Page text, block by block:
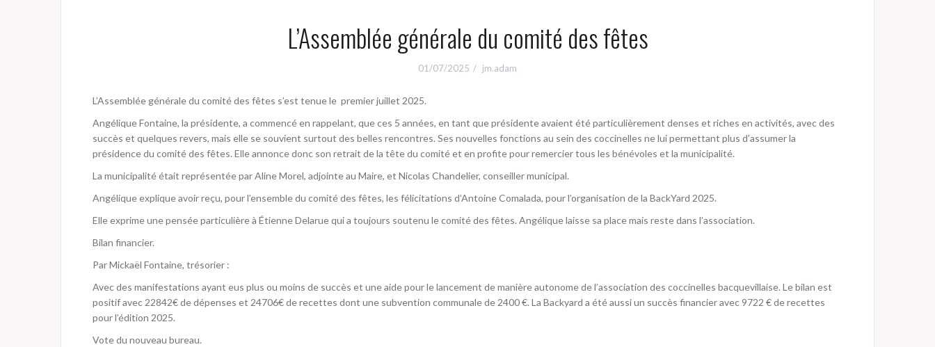
L’Assemblée générale du comité des fêtes
01/07/2025 jm.adam
L’Assemblée générale du comité des fêtes s’est tenue le premier juillet 2025.
Angélique Fontaine, la présidente, a commencé en rappelant, que ces 5 années, en tant que présidente avaient été particulièrement denses et riches en activités, avec des
succès et quelques revers, mais elle se souvient surtout des belles rencontres. Ses nouvelles fonctions au sein des coccinelles ne lui permettant plus d’assumer la
présidence du comité des fêtes. Elle annonce donc son retrait de la tête du comité et en profite pour remercier tous les bénévoles et la municipalité.
La municipalité était représentée par Aline Morel, adjointe au Maire, et Nicolas Chandelier, conseiller municipal.
Angélique explique avoir reçu, pour l’ensemble du comité des fêtes, les félicitations d’Antoine Comalada, pour l’organisation de la BackYard 2025.
Elle exprime une pensée particulière à Étienne Delarue qui a toujours soutenu le comité des fêtes. Angélique laisse sa place mais reste dans l’association.
Bilan financier.
Par Mickaël Fontaine, trésorier :
Avec des manifestations ayant eus plus ou moins de succès et une aide pour le lancement de manière autonome de l’association des coccinelles bacquevillaise. Le bilan est
positif avec 22842€ de dépenses et 24706€ de recettes dont une subvention communale de 2400 €. La Backyard a été aussi un succès financier avec 9722 € de recettes
pour l’édition 2025.
Vote du nouveau bureau.